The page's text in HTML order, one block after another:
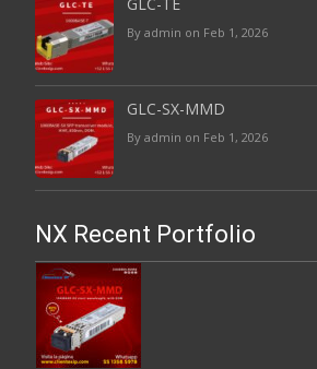
By admin on Feb 1, 2026
GLC-SX-MMD
By admin on Feb 1, 2026
NX Recent Portfolio